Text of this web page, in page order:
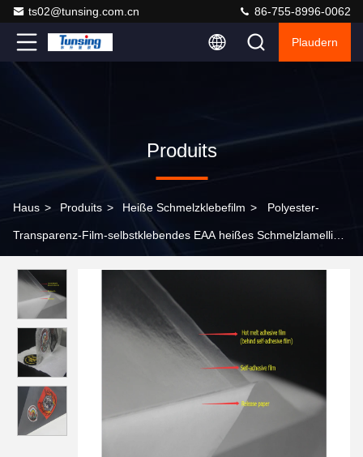
ts02@tunsing.com.cn 86-755-8996-0062
Plaudern
Produits
Haus > Produits > Heiße Schmelzklebefilm > Polyester-
Transparenz-Film-selbstklebendes EAA heißes Schmelzlamelliert